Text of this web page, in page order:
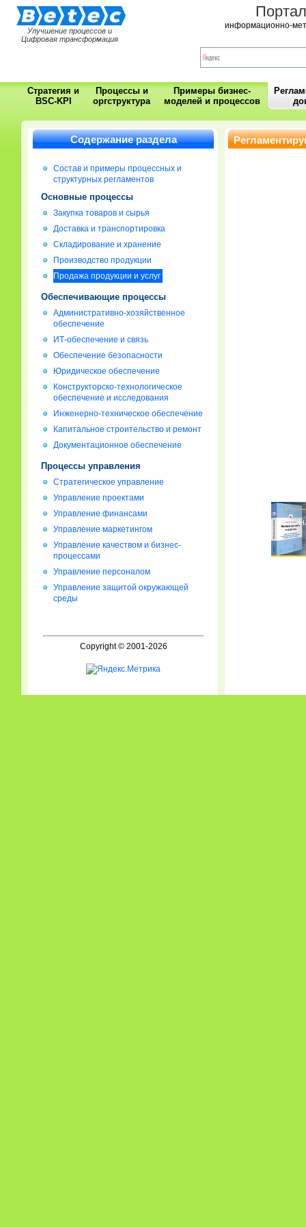
Улучшение процессов и
Цифровая трансформация
информационно-
Стратегия и
BSC-KPI
Процессы и
оргструктура
Примеры бизнес-
моделей и процессов
Содержание раздела
Состав и примеры процессных и
структурных регламентов
Основные процессы
Закупка товаров и сырья
Доставка и транспортировка
Складирование и хранение
Производство продукции
Продажа продукции и услуг
Обеспечивающие процессы
Административно-хозяйственное
обеспечение
ИТ-обеспечение и связь
Обеспечение безопасности
Юридическое обеспечение
Конструкторско-технологическое
обеспечение и исследования
Инженерно-техническое обеспечение
Капитальное строительство и ремонт
Документационное обеспечение
Процессы управления
Стратегическое управление
Управление проектами
Управление финансами
Управление маркетингом
Управление качеством и бизнес-
процессами
Управление персоналом
Управление защитой окружающей
среды
Copyright © 2001-2026